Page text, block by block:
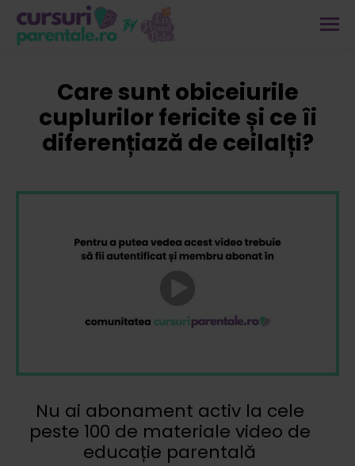
Care sunt obiceiurile
cuplurilor fericite și ce îi
diferențiază de ceilalți?
Nu ai abonament activ la cele
peste 100 de materiale video de
educație parentală